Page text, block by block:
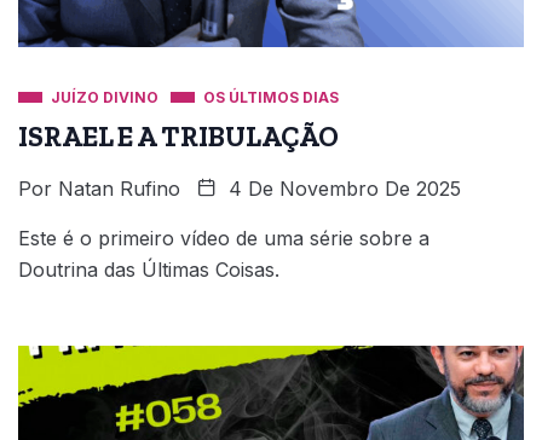
JUÍZO DIVINO OS ÚLTIMOS DIAS
ISRAEL E A TRIBULAÇÃO
Por Natan Rufino 4 De Novembro De 2025
Este é o primeiro vídeo de uma série sobre a
Doutrina das Últimas Coisas.